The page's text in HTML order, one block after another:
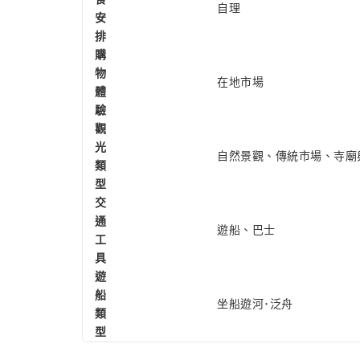
安
排
自理
購
物
體
驗
在地市場
觀
光
類
型
自然景觀、傳統市場、寺
交
通
工
具
遊船、巴士
遊
船
類
型
坐船遊河･泛舟